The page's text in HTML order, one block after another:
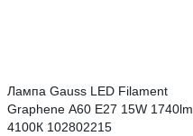
Лампа Gauss LED Filament
Graphene A60 E27 15W 1740lm
4100К 102802215